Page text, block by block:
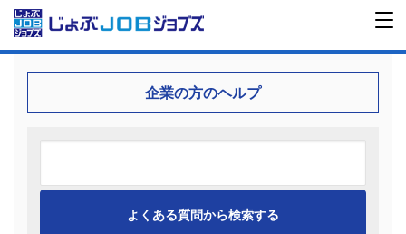
企業の方のヘルプ